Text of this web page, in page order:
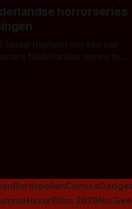
horrorseries
Ideaal moment om één van
Nederlandse series te
BordspellenComicsGadget
Horrorfilms 2026No